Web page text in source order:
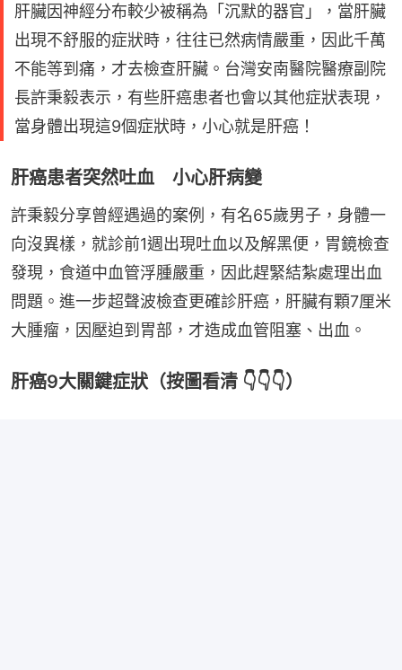
肝臟因神經分布較少被稱為「沉默的器官」，當肝臟
出現不舒服的症狀時，往往已然病情嚴重，因此千萬
不能等到痛，才去檢查肝臟。台灣安南醫院醫療副院
長許秉毅表示，有些肝癌患者也會以其他症狀表現，
當身體出現這9個症狀時，小心就是肝癌！
肝癌患者突然吐血 小心肝病變
許秉毅分享曾經遇過的案例，有名65歲男子，身體一
向沒異樣，就診前1週出現吐血以及解黑便，胃鏡檢查
發現，食道中血管浮腫嚴重，因此趕緊結紮處理出血
問題。進一步超聲波檢查更確診肝癌，肝臟有顆7厘米
大腫瘤，因壓迫到胃部，才造成血管阻塞、出血。
肝癌9大關鍵症狀（按圖看清 👇👇👇）